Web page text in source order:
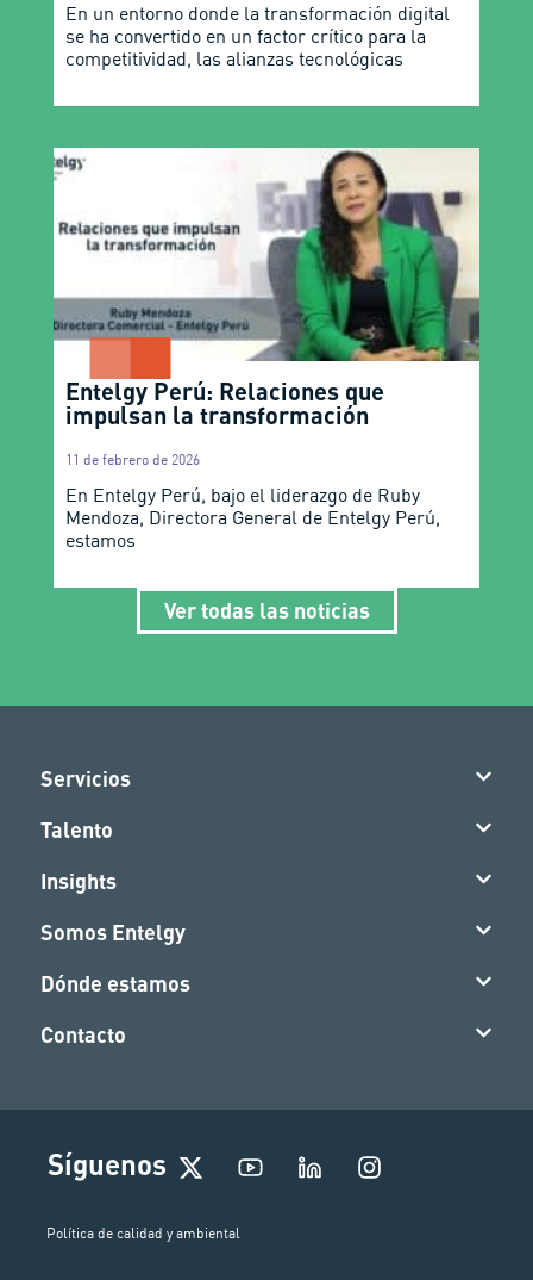
En un entorno donde la transformación digital
se ha convertido en un factor crítico para la
competitividad, las alianzas tecnológicas
Entelgy Perú: Relaciones que
impulsan la transformación
11 de febrero de 2026
En Entelgy Perú, bajo el liderazgo de Ruby
Mendoza, Directora General de Entelgy Perú,
estamos
Ver todas las noticias
Servicios
Talento
Insights
Somos Entelgy
Dónde estamos
Contacto
Síguenos
I
n
Política de calidad y ambiental